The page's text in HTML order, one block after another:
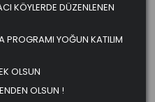
KÖYLERDE DÜZENLENEN
PROGRAMI YOĞUN KATILIM
OLSUN
OLSUN !